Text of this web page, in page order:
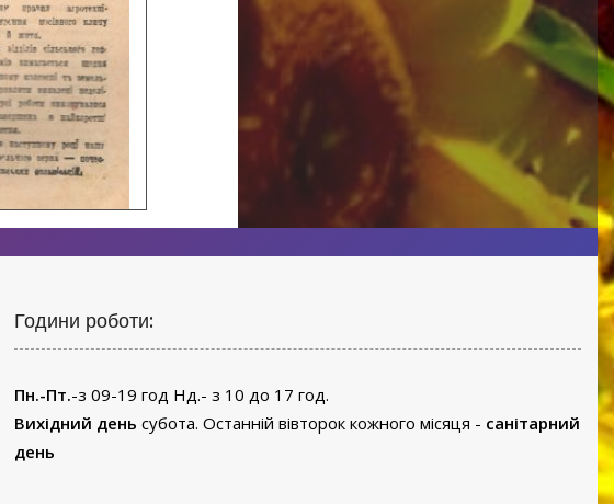
Години роботи:
Пн.-Пт.-з 09-19 год Нд.- з 10 до 17 год.
Вихідний день субота. Останній вівторок кожного місяця - санітарний
день